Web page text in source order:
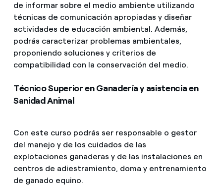
de informar sobre el medio ambiente utilizando
técnicas de comunicación apropiadas y diseñar
actividades de educación ambiental. Además,
podrás caracterizar problemas ambientales,
proponiendo soluciones y criterios de
compatibilidad con la conservación del medio.
Técnico Superior en Ganadería y asistencia en
Sanidad Animal
Con este curso podrás ser responsable o gestor
del manejo y de los cuidados de las
explotaciones ganaderas y de las instalaciones en
centros de adiestramiento, doma y entrenamiento
de ganado equino.